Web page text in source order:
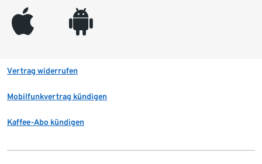
appleinc android
Vertrag widerrufen
Mobilfunkvertrag kündigen
Kaffee-Abo kündigen